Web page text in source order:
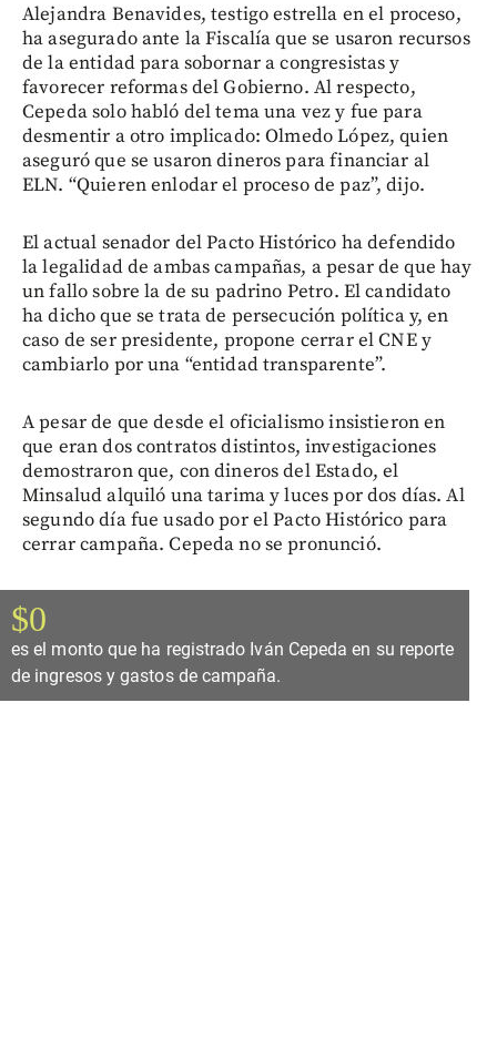
Alejandra Benavides, testigo estrella en el proceso,
ha asegurado ante la Fiscalía que se usaron recursos
de la entidad para sobornar a congresistas y
favorecer reformas del Gobierno. Al respecto,
Cepeda solo habló del tema una vez y fue para
desmentir a otro implicado: Olmedo López, quien
aseguró que se usaron dineros para financiar al
ELN. “Quieren enlodar el proceso de paz”, dijo.
El actual senador del Pacto Histórico ha defendido
la legalidad de ambas campañas, a pesar de que hay
un fallo sobre la de su padrino Petro. El candidato
ha dicho que se trata de persecución política y, en
caso de ser presidente, propone cerrar el CNE y
cambiarlo por una “entidad transparente”.
A pesar de que desde el oficialismo insistieron en
que eran dos contratos distintos, investigaciones
demostraron que, con dineros del Estado, el
Minsalud alquiló una tarima y luces por dos días. Al
segundo día fue usado por el Pacto Histórico para
cerrar campaña. Cepeda no se pronunció.
$0
es el monto que ha registrado Iván Cepeda en su reporte
de ingresos y gastos de campaña.